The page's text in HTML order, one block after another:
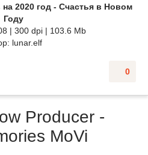
2020 год - Счастья в Новом
Году
| 300 dpi | 103.6 Mb
lunar.elf
0
Producer -
MoVi